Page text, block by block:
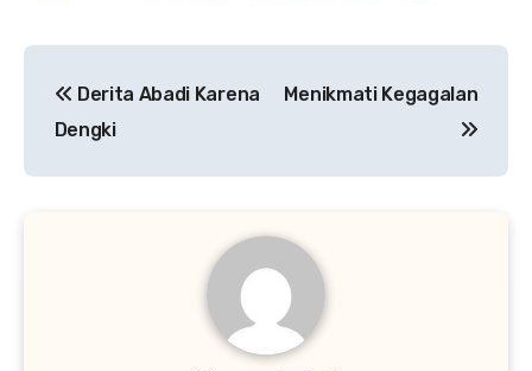
pos
Derita Abadi Karena
Dengki
Menikmati Kegagalan